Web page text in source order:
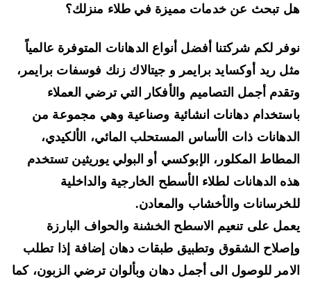
تبحث عن خدمات مميزة في طلاء منزلك؟
لكم شركتنا أفضل أنواع الدهانات المتوفرة عالمياً
ريد أوكسايد برايمر وجيتالاك زنك فوسفات برايمر ،
أجمل التصاميم والأفكار التي ترضي العملاء
دهانات انشائية وصناعيةوهي مجموعة من
ذات الأساس المستحلب المائي، الألكيدي،
المكلور، الإبوكسي أو البولي يوريثين تستخدم
الدهانات لطلاء الأسطح الخارجية والداخلية
والأخشاب والمعادن.
علىتنعيم الاسطح الخشنة والحواف البارزة
الشقوق وتطبيق طبقات دهانإضافة إذا تطلب
للوصول الى أجمل دهان وبألوان ترضي الزبون، كما